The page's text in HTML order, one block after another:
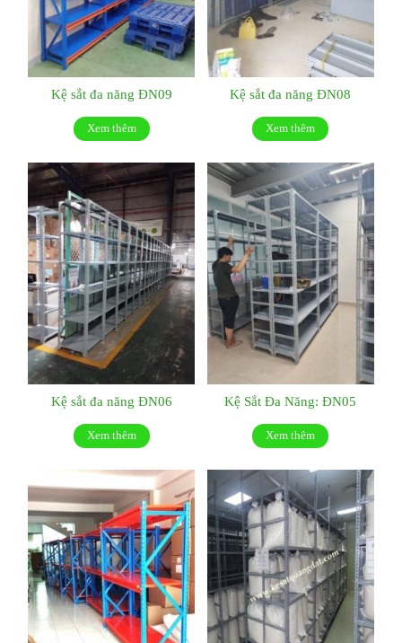
Kệ sắt đa năng ĐN09
Xem thêm
Kệ sắt đa năng ĐN08
Xem thêm
Kệ sắt đa năng ĐN06
Xem thêm
Kệ Sắt Đa Năng: ĐN05
Xem thêm